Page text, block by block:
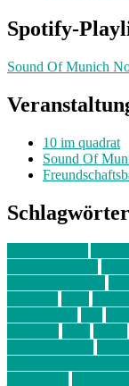
Spotify-
Sound Of Munich
10 im quadrat
Sound Of
Schlagwörter